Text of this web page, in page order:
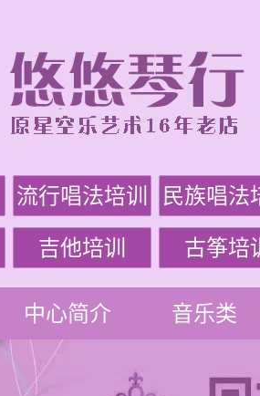
流行唱法培训 民族唱法
吉他培训 古筝培
中心简介 音乐类